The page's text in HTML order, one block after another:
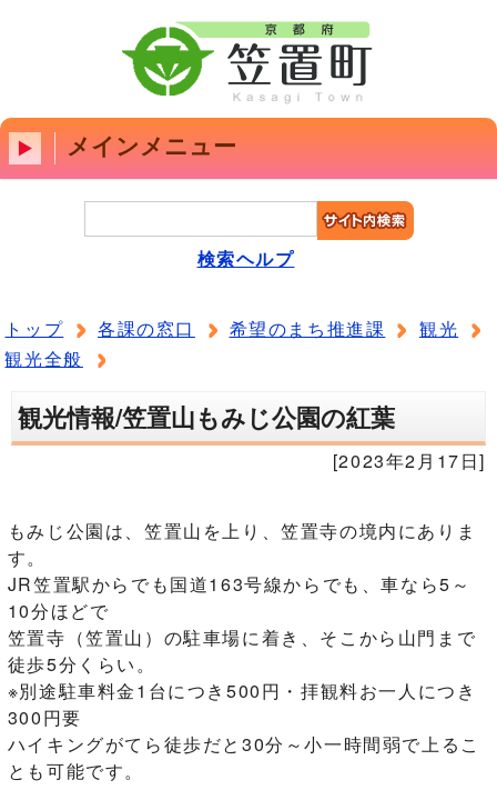
メインメニュー
検索ヘルプ
トップ 各課の窓口 希望のまち推進課
観光
観光全般
観光情報/笠置山もみじ公園の紅葉
[2023年2月17日]
もみじ公園は、笠置山を上り、笠置寺の境内にありま
す。
JR笠置駅からでも国道163号線からでも、車なら5～
10分ほどで
笠置寺（笠置山）の駐車場に着き、そこから山門まで
徒歩5分くらい。
※別途駐車料金1台につき500円・拝観料お一人につき
300円要
ハイキングがてら徒歩だと30分～小一時間弱で上るこ
とも可能です。